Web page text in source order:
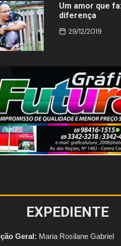
Hilux e
Saúde
Anvisa
Um amor que
diferença
29/12/2019
EXPEDIENTE
Geral: Maria Rosilane Gabriel